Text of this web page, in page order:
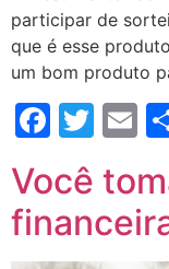
participar de
que é esse
um bom produto
Você